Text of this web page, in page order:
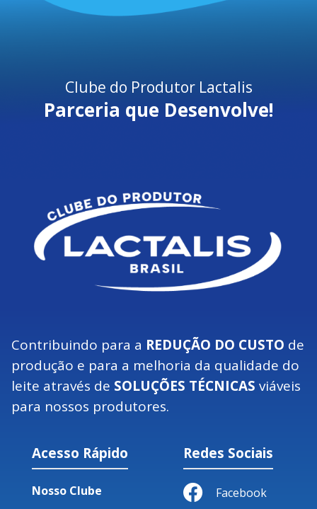
Clube do Produtor Lactalis
Parceria que Desenvolve!
Contribuindo para a REDUÇÃO DO CUSTO de
produção e para a melhoria da qualidade do
leite através de SOLUÇÕES TÉCNICAS viáveis
para nossos produtores.
Acesso Rápido
Nosso Clube
Redes Sociais
Facebook